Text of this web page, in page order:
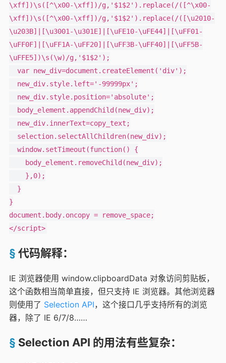
\xff])\s([^\x00-\xff])/g,'$1$2').replace(/([^\x00-
\xff])\s([^\x00-\xff])/g,'$1$2').replace(/([\u2010-
\u203B]|[\u3001-\u301E]|[\uFE10-\uFE44]|[\uFF01-
\uFF0F]|[\uFF1A-\uFF20]|[\uFF3B-\uFF40]|[\uFF5B-
\uFFE5])\s(\w)/g,'$1$2');
}
document.body.oncopy = remove_space;
代码解释：
IE 浏览器使用 window.clipboardData 对象访问剪贴板，
这个函数相当简单直接，但只支持 IE 浏览器。其他浏览器
则使用了 Selection API，这个接口几乎支持所有的浏览
器，除了 IE 6/7/8……
Selection API 的用法有些复杂：